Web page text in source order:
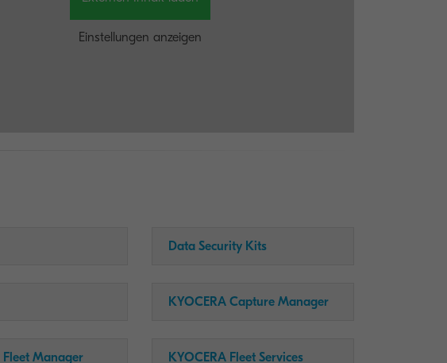
Einstellungen anzeigen
Data Security Kits
KYOCERA Capture Manager
Fleet Manager KYOCERA Fleet Services